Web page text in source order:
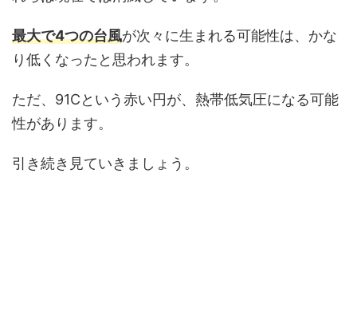
最大で4つの台風が次々に生まれる可能性は、かな
り低くなったと思われます。
ただ、91Cという赤い円が、熱帯低気圧になる可能
性があります。
引き続き見ていきましょう。